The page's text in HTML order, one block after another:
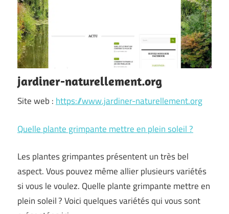
jardiner-naturellement.org
Site web : https://www.jardiner-naturellement.org
Quelle plante grimpante mettre en plein soleil ?
Les plantes grimpantes présentent un très bel
aspect. Vous pouvez même allier plusieurs variétés
si vous le voulez. Quelle plante grimpante mettre en
plein soleil ? Voici quelques variétés qui vous sont